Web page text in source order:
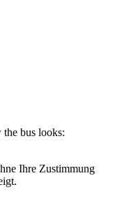
bus looks:
Ihre Zustimmung